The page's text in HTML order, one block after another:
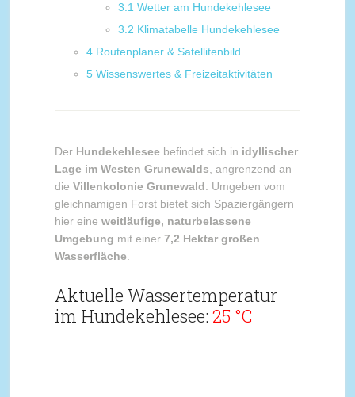
3.1 Wetter am Hundekehlesee
3.2 Klimatabelle Hundekehlesee
4 Routenplaner & Satellitenbild
5 Wissenswertes & Freizeitaktivitäten
Der Hundekehlesee befindet sich in idyllischer
Lage im Westen Grunewalds , angrenzend an
die Villenkolonie Grunewald . Umgeben vom
gleichnamigen Forst bietet sich Spaziergängern
hier eine weitläufige, naturbelassene
Umgebung mit einer 7,2 Hektar großen
Wasserfläche
Aktuelle Wassertemperatur
im Hundekehlesee: 25 °C